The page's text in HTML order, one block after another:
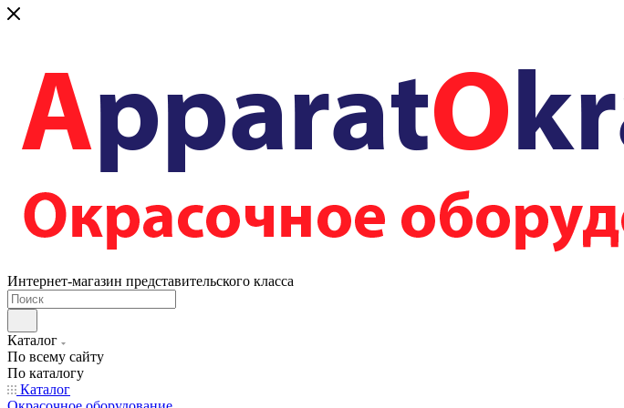
Интернет-магазин представительского класса
Каталог
По всему сайту
По каталогу
Каталог